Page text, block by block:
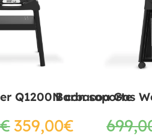
Q1200N con soporte
€359,00€
Barbacoa Gas